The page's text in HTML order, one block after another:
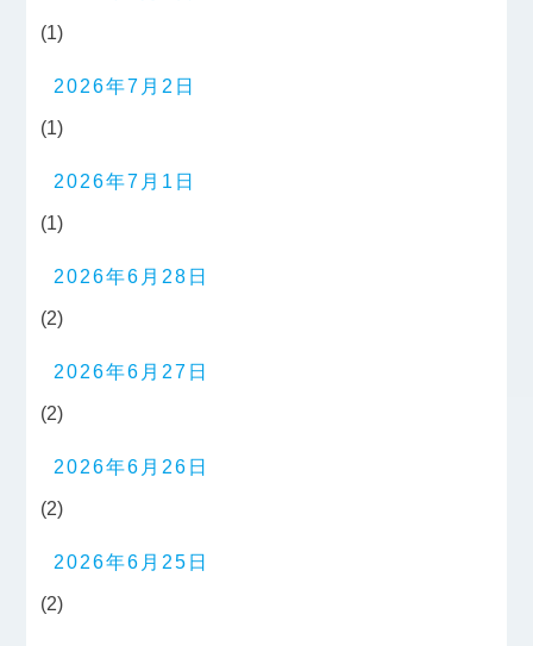
(1)
2026年7月2日
(1)
2026年7月1日
(1)
2026年6月28日
(2)
2026年6月27日
(2)
2026年6月26日
(2)
2026年6月25日
(2)